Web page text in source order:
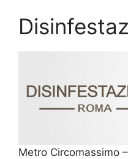
Metro Circomassimo